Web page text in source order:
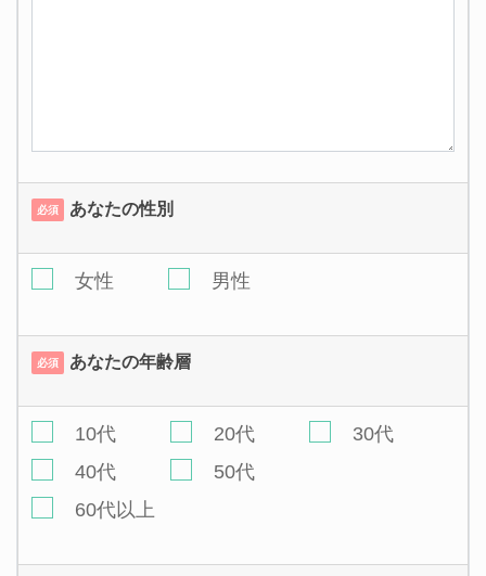
必須 あなたの性別
女性 男性
必須 あなたの年齢層
10代 20代
30代
40代
50代
60代以上